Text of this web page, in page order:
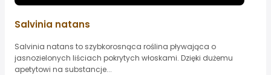
Salvinia natans
Salvinia natans to szybkorosnąca roślina pływająca o
jasnozielonych liściach pokrytych włoskami. Dzięki dużemu
apetytowi na substancje...